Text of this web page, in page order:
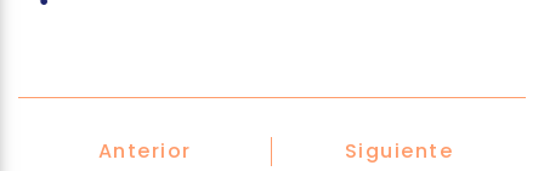
Anterior Siguiente